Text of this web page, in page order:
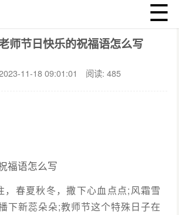
☰
师节日快乐的祝福语怎么写
11-18 09:01:01 阅读: 485
福语怎么写
夏秋冬，撒下心血点点;风霜雪
下新蕊朵朵;教师节这个特殊日子在